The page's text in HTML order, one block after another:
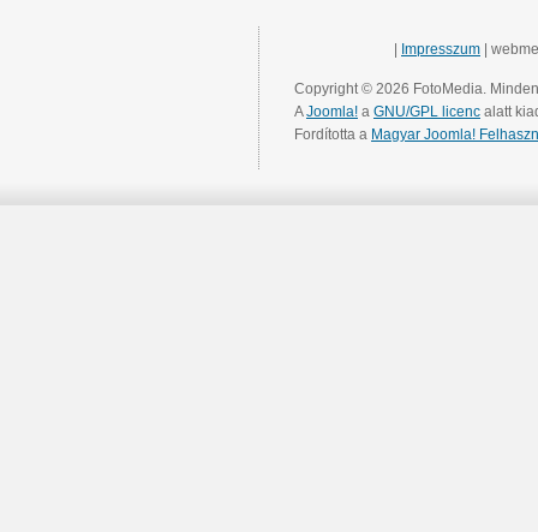
Impresszum |
Copyright © 2026 FotoMedia.
AJoomla! a GNU/GPL licenc alatt
Fordította a Magyar Joomla!